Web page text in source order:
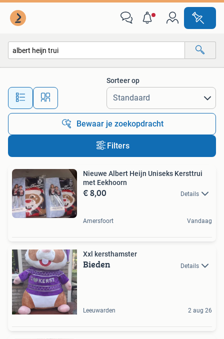
Alle afstanden…
Sorteer op
Bewaar je zoekopdracht
Filters
Nieuwe Albert Heijn Uniseks Kersttrui
met Eekhoorn
€ 8,00 Details
Amersfoort Vandaag
Xxl kersthamster
Bieden Details
Leeuwarden 2 aug 26